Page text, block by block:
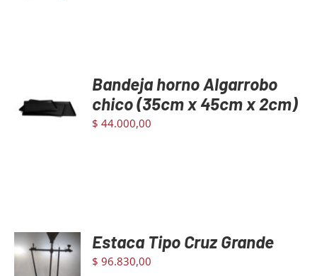
CARRITO
Bandeja horno Algarrobo
chico (35cm x 45cm x 2cm)
$ 44.000,00
AGREGAR
AL
CARRITO
Estaca Tipo Cruz Grande
$ 96.830,00